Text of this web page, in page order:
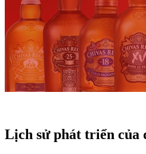
Lịch sử phát triển của